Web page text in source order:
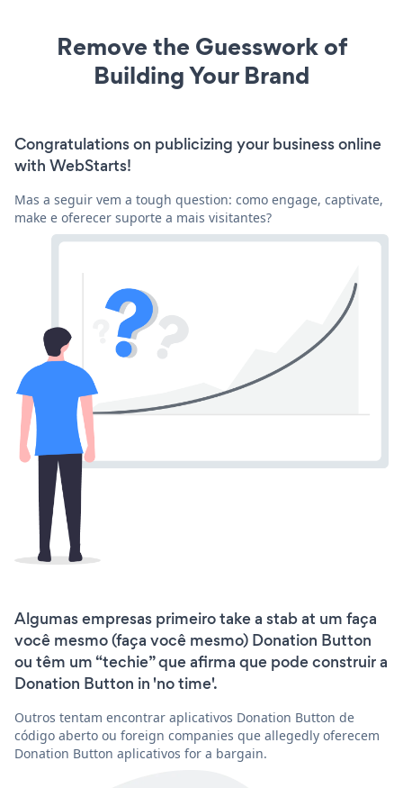
Remove the Guesswork of
Building Your Brand
Congratulations on publicizing your business online
with WebStarts!
Mas a seguir vem a tough question: como engage, captivate,
make e oferecer suporte a mais visitantes?
Algumas empresas primeiro take a stab at um faça
você mesmo (faça você mesmo) Donation Button
ou têm um “techie” que afirma que pode construir a
Donation Button in 'no time'.
Outros tentam encontrar aplicativos Donation Button de
código aberto ou foreign companies que allegedly oferecem
Donation Button aplicativos for a bargain.